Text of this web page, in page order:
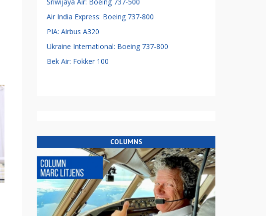
Sriwijaya Air: Boeing 737-500
Air India Express: Boeing 737-800
PIA: Airbus A320
Ukraine International: Boeing 737-800
Bek Air: Fokker 100
COLUMNS